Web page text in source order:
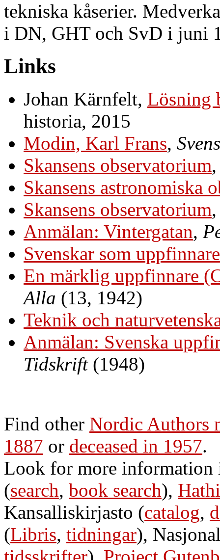
tekniska kåserier.
i DN, GHT och SvD i juni
Links
Johan Kärnfelt, Lösning
historia, 2015
Modin, Karl Frans,
Skansens observatorium
Skansens astronomiska
Skansens observatorium
Anmälan: Vintergatan,
Svenskar som uppfinnare
En märklig uppfinnare
Alla (13, 1942)
Teknik och
Anmälan: Svenska
Tidskrift(1948)
Find other Nordic Authors
1887 or deceased in 1957.
Look for more
(search, book search),
Kansalliskirjasto (catalog,
(Libris, tidningar),